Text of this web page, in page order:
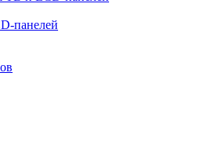
панелей